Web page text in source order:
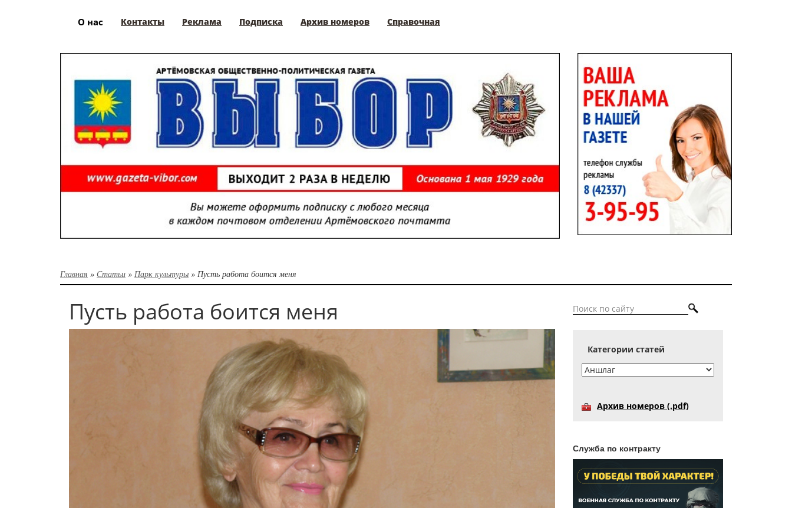
О нас Контакты Реклама Подписка Архив номеров Справочная
Главная » Статьи » Парк культуры » Пусть работа боится меня
Пусть работа боится меня
Категории статей
Архив номеров (.pdf)
Служба по контракту